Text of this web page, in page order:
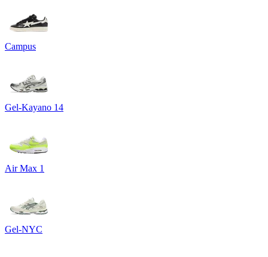
Campus
Gel-Kayano 14
Air Max 1
Gel-NYC